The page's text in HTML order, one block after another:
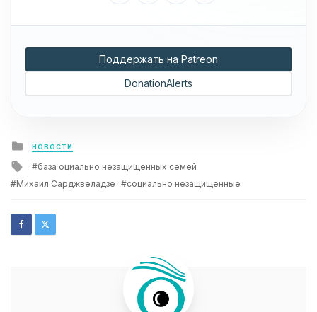
Поддержать на Patreon
DonationAlerts
Posted
in
НОВОСТИ
Tagged
with
база оциально незащищенных семей
Михаил Сарджвеладзе
социально незащищенные